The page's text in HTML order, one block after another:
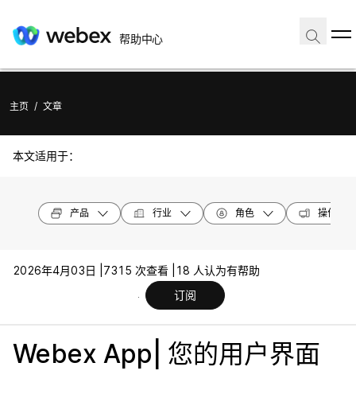
帮助中心
主页 / 文章
本文适用于：
产品 行业 角色 操作系统
2026年4月03日 | 7315 次查看 |
18 人认为有帮助
订阅
Webex App| 您的用户界面